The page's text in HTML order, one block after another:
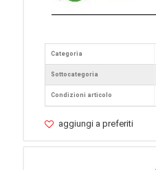
Categoria
Sottocategoria
Condizioni articolo
aggiungi a preferiti